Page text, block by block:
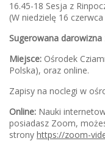
16.45-18 Sesja z
(W niedzielę 16
Sugerowana darowizna
Miejsce: Ośrodek
Polska), oraz online.
Zapisy na noclegi w
Online: Nauki
posiadasz Zoom,
strony https://zoom-